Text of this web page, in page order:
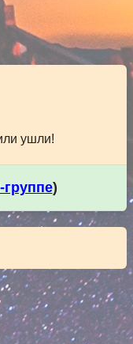
ушли!
группе)